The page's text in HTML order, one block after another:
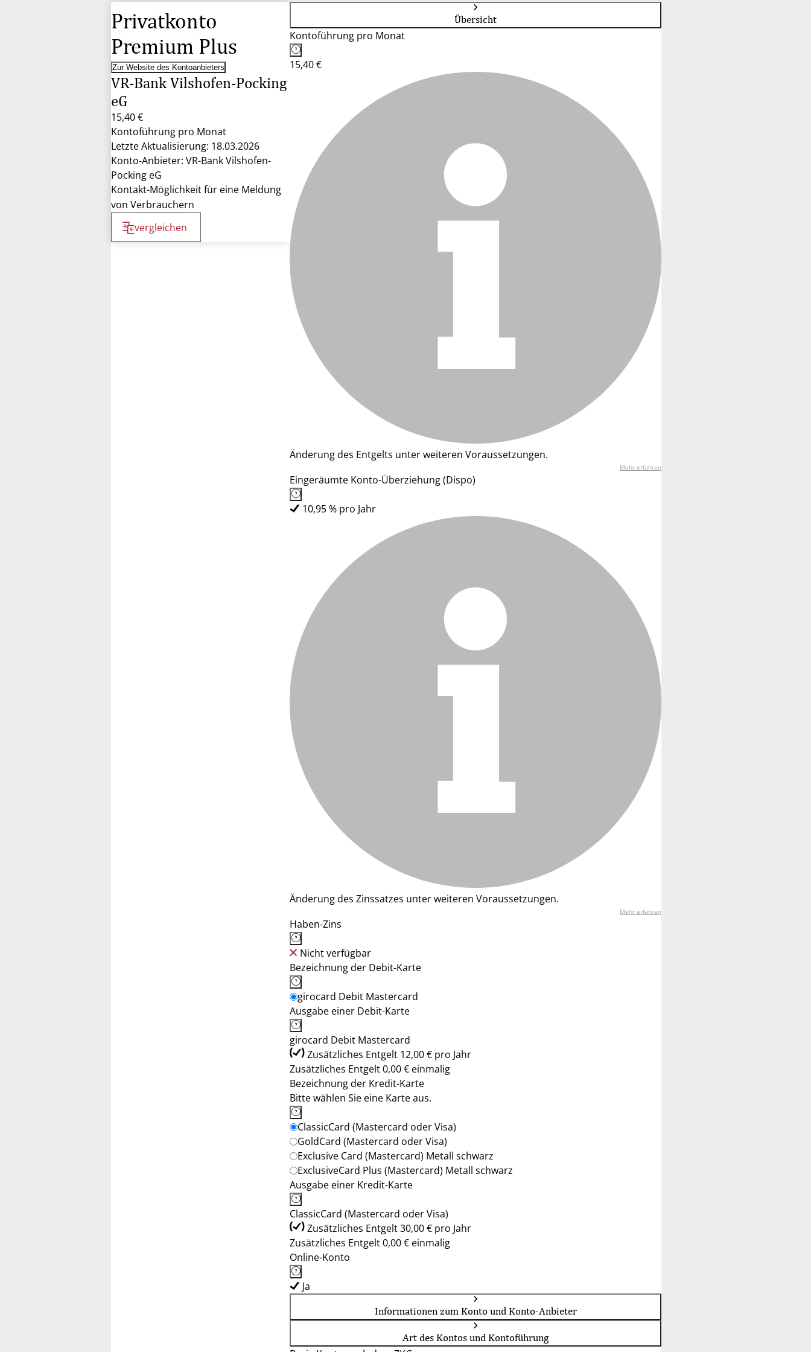
Privatkonto
Premium Plus
Zur Website des Kontoanbieters
VR-Bank Vilshofen-Pocking
eG
15,40 €
Kontoführung pro Monat
Letzte Aktualisierung: 18.03.2026
Konto-Anbieter: VR-Bank Vilshofen-
Pocking eG
Kontakt-Möglichkeit für eine Meldung
von Verbrauchern
vergleichen
Übersicht
Kontoführung pro Monat
15,40 €
Änderung des Entgelts unter weiteren Voraussetzungen.
Mehr erfahren
Eingeräumte Konto-Überziehung (Dispo)
10,95 % pro Jahr
Änderung des Zinssatzes unter weiteren Voraussetzungen.
Mehr erfahren
Haben-Zins
Nicht verfügbar
Bezeichnung der Debit-Karte
girocard Debit Mastercard
Ausgabe einer Debit-Karte
girocard Debit Mastercard
Zusätzliches Entgelt 12,00 € pro Jahr
Zusätzliches Entgelt 0,00 € einmalig
Bezeichnung der Kredit-Karte
Bitte wählen Sie eine Karte aus.
ClassicCard (Mastercard oder Visa)
GoldCard (Mastercard oder Visa)
Exclusive Card (Mastercard) Metall schwarz
ExclusiveCard Plus (Mastercard) Metall schwarz
Ausgabe einer Kredit-Karte
ClassicCard (Mastercard oder Visa)
Zusätzliches Entgelt 30,00 € pro Jahr
Zusätzliches Entgelt 0,00 € einmalig
Online-Konto
Ja
Informationen zum Konto und Konto-Anbieter
Art des Kontos und Kontoführung